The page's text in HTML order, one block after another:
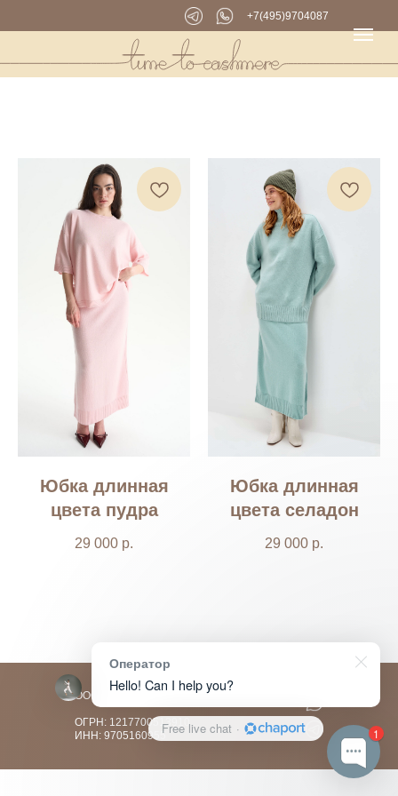
+7(495)9704087
Юбка длинная
цвета пудра
29 000 р.
Юбка длинная
цвета селадон
29 000 р.
ООО "АМИДА"
ОГРН: 1217700513910
ИНН: 9705160955
1
Оператор
Hello! Can I help you?
Free live chat ·